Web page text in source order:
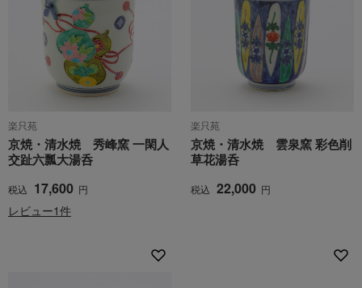
楽只苑
京焼・清水焼 秀峰窯 一閑人
交趾六瓢大湯呑
税込 17,600 円
レビュー1件
楽只苑
京焼・清水焼 雲泉窯 彩色削
草花湯呑
税込 22,000 円